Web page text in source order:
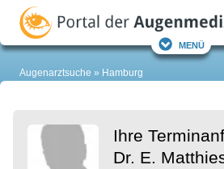
Menü
Augenarztsuche Hamburg
Ihre
Dr. E.